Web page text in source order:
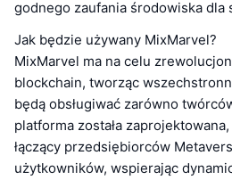
godnego zaufania środowiska dla
Jak będzie używany MixMarvel?
MixMarvel ma na celu
blockchain, tworząc
będą obsługiwać zarówno
platforma została
łączący przedsiębiorców
użytkowników, wspierając